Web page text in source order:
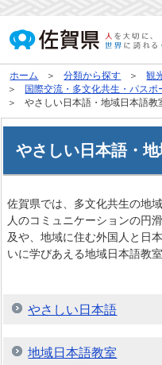
ホーム 分類から探す
観
国際交流・多文化共生・パスポ
やさしい日本語・地域日本語教
やさしい日本語・
佐賀県では、多文化共生の地
人のコミュニケーションの円
及や、地域に住む外国人と日
いに学びあえる地域日本語教
やさしい日本語
地域日本語教室